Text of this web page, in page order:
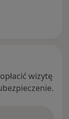
wizytę